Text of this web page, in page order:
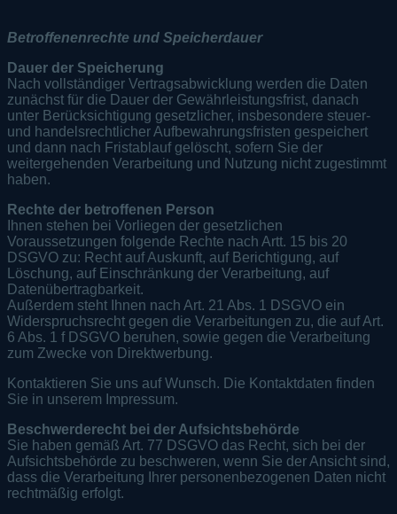
Betroffenenrechte und Speicherdauer
Dauer der Speicherung
Nach vollständiger Vertragsabwicklung werden die Daten
zunächst für die Dauer der Gewährleistungsfrist, danach
unter Berücksichtigung gesetzlicher, insbesondere steuer-
und handelsrechtlicher Aufbewahrungsfristen gespeichert
und dann nach Fristablauf gelöscht, sofern Sie der
weitergehenden Verarbeitung und Nutzung nicht zugestimmt
haben.
Rechte der betroffenen Person
Ihnen stehen bei Vorliegen der gesetzlichen
Voraussetzungen folgende Rechte nach Artt. 15 bis 20
DSGVO zu: Recht auf Auskunft, auf Berichtigung, auf
Löschung, auf Einschränkung der Verarbeitung, auf
Datenübertragbarkeit.
Außerdem steht Ihnen nach Art. 21 Abs. 1 DSGVO ein
Widerspruchsrecht gegen die Verarbeitungen zu, die auf Art.
6 Abs. 1 f DSGVO beruhen, sowie gegen die Verarbeitung
zum Zwecke von Direktwerbung.
Kontaktieren Sie uns auf Wunsch. Die Kontaktdaten finden
Sie in unserem Impressum.
Beschwerderecht bei der Aufsichtsbehörde
Sie haben gemäß Art. 77 DSGVO das Recht, sich bei der
Aufsichtsbehörde zu beschweren, wenn Sie der Ansicht sind,
dass die Verarbeitung Ihrer personenbezogenen Daten nicht
rechtmäßig erfolgt.